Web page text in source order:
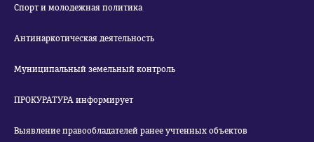
Спорт и молодежная политика
Антинаркотическая деятельность
Муниципальный земельный контроль
ПРОКУРАТУРА информирует
Выявление правообладателей ранее учтенных объектов